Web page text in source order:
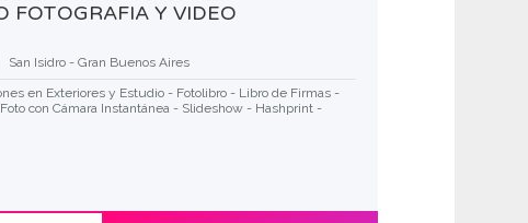
FOTOGRAFIA Y VIDEO
San Isidro - Gran Buenos Aires
en Exteriores y Estudio - Fotolibro - Libro de Firmas -
con Cámara Instantánea - Slideshow - Hashprint -